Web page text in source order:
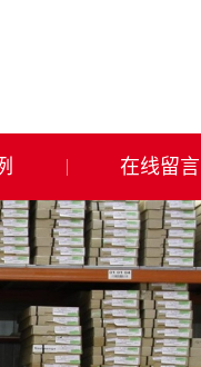
在线留言